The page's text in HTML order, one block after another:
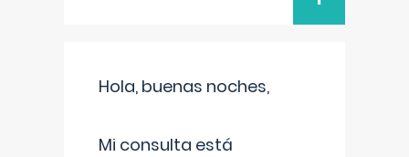
Hola, buenas noches,
Mi consulta está